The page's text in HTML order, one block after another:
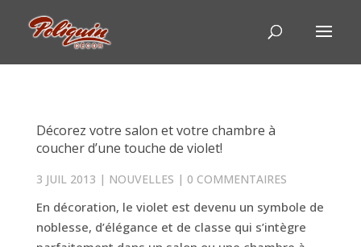
Décorez votre salon et votre chambre à
coucher d’une touche de violet!
3 JUIL 2013 | NOUVELLES | 0 COMMENTAIRES
En décoration, le violet est devenu un symbole de
noblesse, d’élégance et de classe qui s’intègre